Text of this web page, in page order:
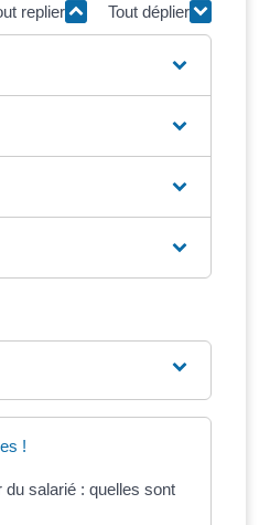
replier Tout déplier
!
du salarié : quelles sont